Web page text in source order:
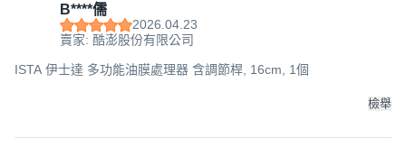
B****儒
2026.04.23
賣家: 酷澎股份有限公司
ISTA 伊士達 多功能油膜處理器 含調節桿, 16cm, 1個
檢舉